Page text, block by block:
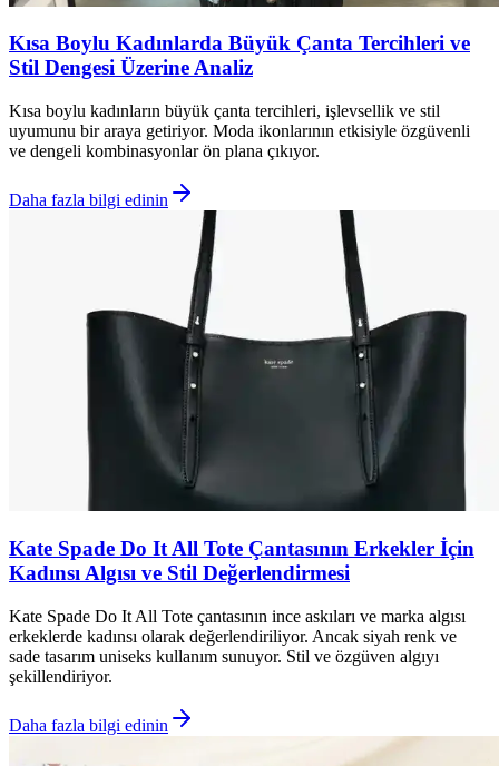
Kısa Boylu Kadınlarda Büyük Çanta Tercihleri ve
Stil Dengesi Üzerine Analiz
Kısa boylu kadınların büyük çanta tercihleri, işlevsellik ve stil
uyumunu bir araya getiriyor. Moda ikonlarının etkisiyle özgüvenli
ve dengeli kombinasyonlar ön plana çıkıyor.
Daha fazla bilgi edinin
Kate Spade Do It All Tote Çantasının Erkekler İçin
Kadınsı Algısı ve Stil Değerlendirmesi
Kate Spade Do It All Tote çantasının ince askıları ve marka algısı
erkeklerde kadınsı olarak değerlendiriliyor. Ancak siyah renk ve
sade tasarım uniseks kullanım sunuyor. Stil ve özgüven algıyı
şekillendiriyor.
Daha fazla bilgi edinin